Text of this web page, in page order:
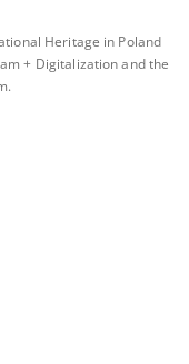
Heritage in Poland
+ Digitalization and the